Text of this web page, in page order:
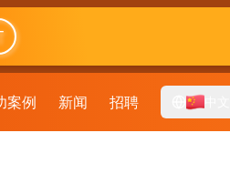
案例 新闻 招聘